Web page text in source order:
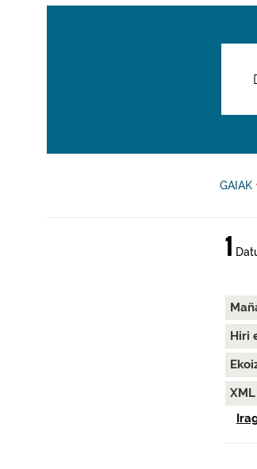
GAIAK
1
Hiri
XML